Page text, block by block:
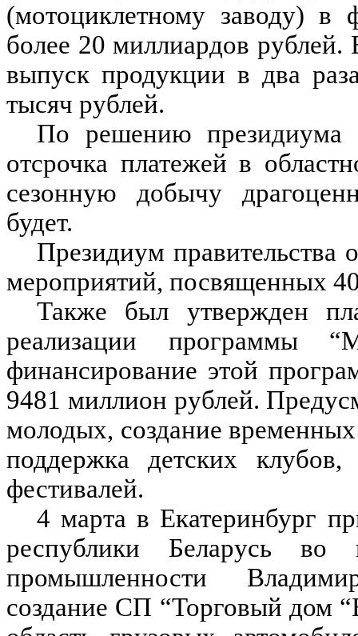
(мотоциклетному заводу) в
более 20 миллиардов рублей.
выпуск продукции в два
тысяч рублей.
По решению президиума
отсрочка платежей в
сезонную добычу
будет.
Президиум правительства
мероприятий, посвященных
Также был утвержден
реализации программы
финансирование этой
9481 миллион рублей.
молодых, создание
поддержка детских
фестивалей.
4 марта в Екатеринбург
республики Беларусь во
промышленности
создание СП “Торговый дом